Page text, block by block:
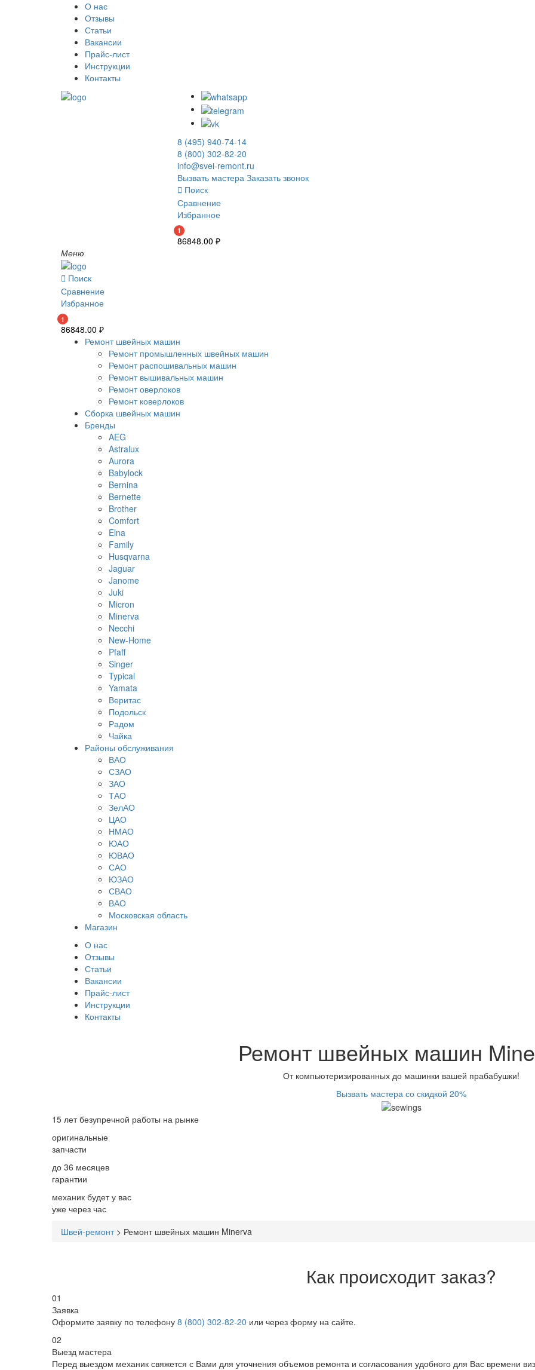
О нас
Отзывы
Статьи
Вакансии
Прайс-лист
Инструкции
Контакты
8 (495) 940-74-14
8 (800) 302-82-20
info@svei-remont.ru
Вызвать мастера Заказать звонок
Поиск
Сравнение
Избранное
1
86848.00 ₽
Меню
Поиск
Сравнение
Избранное
1
86848.00 ₽
Ремонт швейных машин
Ремонт промышленных швейных машин
Ремонт распошивальных машин
Ремонт вышивальных машин
Ремонт оверлоков
Ремонт коверлоков
Сборка швейных машин
Бренды
AEG
Astralux
Aurora
Babylock
Bernina
Bernette
Brother
Comfort
Elna
Family
Husqvarna
Jaguar
Janome
Juki
Micron
Minerva
Necchi
New-Home
Pfaff
Singer
Typical
Yamata
Веритас
Подольск
Радом
Чайка
Районы обслуживания
ВАО
СЗАО
ЗАО
ТАО
ЗелАО
ЦАО
НМАО
ЮАО
ЮВАО
САО
ЮЗАО
СВАО
ВАО
Московская область
Магазин
О нас
Отзывы
Статьи
Вакансии
Прайс-лист
Инструкции
Контакты
Ремонт швейных машин
От компьютеризированных до машинки вашей прабабушки!
Вызвать мастера со скидкой 20%
15 летбезупречной работы на рынке
оригинальные
запчасти
до 36 месяцев
гарантии
механик будет у вас
уже через час
Швей-ремонт> Ремонт швейных машин Minerva
Как происходит заказ?
01
Заявка
Оформите заявку по телефону 8 (800) 302-82-20 или через форму на сайте.
02
Выезд мастера
Перед выездом механик свяжется с Вами для уточнения объемов ремонта и согласования удобного для Вас времени